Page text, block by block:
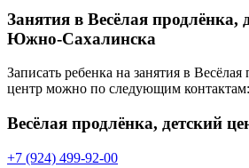
Занятия в Весёлая продлёнка,
Южно-Сахалинска
Записать ребенка на занятия в
центр можно по следующим контактам:
Весёлая продлёнка, детский
+7 (924) 499-92-00